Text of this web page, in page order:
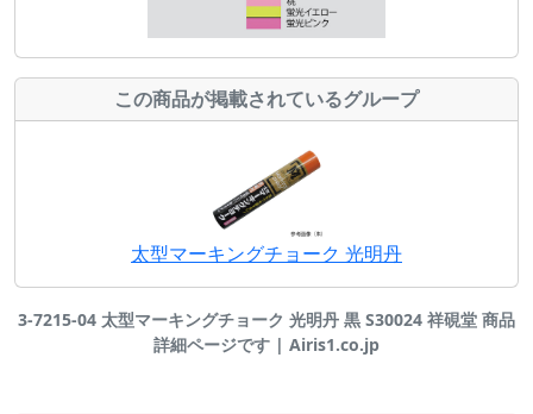
この商品が掲載されているグループ
太型マーキングチョーク 光明丹
3-7215-04 太型マーキングチョーク 光明丹 黒 S30024 祥硯堂 商品
詳細ページです | Airis1.co.jp